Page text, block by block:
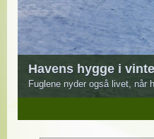
Havens hygge i
Fuglene nyder også livet, når